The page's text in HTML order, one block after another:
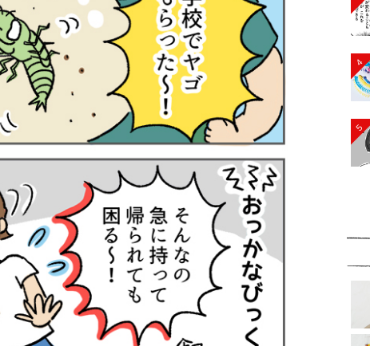
4
5